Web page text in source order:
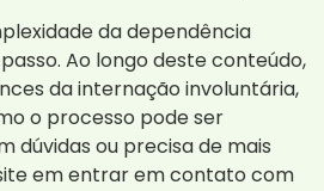
da dependência
Ao longo deste conteúdo,
da internação involuntária,
o processo pode ser
dúvidas ou precisa de mais
em entrar em contato com